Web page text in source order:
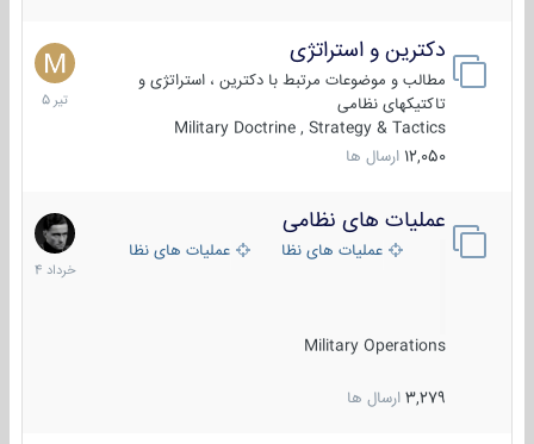
دکترین و استراتژی
مطالب و موضوعات مرتبط با دکترین ، استراتژی و
تاکتیکهای نظامی
Military Doctrine , Strategy & Tactics
12,050 ارسال ها
27
تیر
1405
عملیات های نظامی
عملیات های نظامی ایرانعملیات های نظامی خارجی
Military Operations
3,279 ارسال ها
5
خرداد
1404